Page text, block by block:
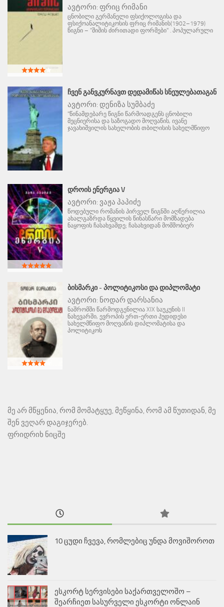
ავტორი: ფრიც რიმანი
ცნობილი გერმანელი ფსიქოლოგისა და
ფსიქოანალიტიკოსის ფრიც რიმანის(1902–1979)
წიგნი – "შიშის ძირითადი ფორმები" . პოპულარული
ᲩᲕᲔᲜ ᲒᲐᲜᲕᲙᲣᲠᲜᲐᲕᲗ ᲓᲔᲓᲐᲛᲘᲬᲐᲡ ᲡᲜᲔᲣᲚᲔᲑᲐᲗᲐᲒᲐᲜ
ავტორი: დენიზა სუმბაძე
"წინამდებარე წიგნი წარმოადგენს ცნობილი
მეცნიერისა და საზოგადო მოღვაწის, ივანე
ჯავახიშვილის სახელობის თბილისის სახელმწიფო
ᲓᲠᲝᲘᲡ ᲔᲜᲔᲠᲒᲘᲐ V
ავტორი: ვაჟა პაპიძე
წოდებული რომანის პირველ წიგნში აღწერილია
ახალგაზრდა წყვილის წინასწარი მომზადება
ნაყოფის ჩასახვამდე; ჩასახვიდან მომშობიერ
ᲑᲘᲡᲛᲐᲠᲙᲘ - ᲞᲝᲚᲘᲢᲘᲙᲝᲡᲘ ᲓᲐ ᲓᲘᲞᲚᲝᲛᲐᲢᲘ
ავტორი: ნოდარ დარსანია
ნაშრომში წარმოდგენილია XIX საუკუნის II
ნახევარში, ევროპის ერთ-ერთი პუდიდესი
სახელმწიფო მოღვაწის დიპლომატისა და
პოლიტიკოს
მე არ მწყენია, რომ მომატყუე, მეწყინა, რომ ამ წუთიდან, მე
შენ ვეღარ დაგიჯერებ.
ფრიდრიხ ნიცშე
10 ცუდი ჩვევა, რომლებიც უნდა მოვიშოროთ
ესკორტ სერვისები საქართველოშო –
შეარჩიეთ სასურველი ესკორტი ონლაინ